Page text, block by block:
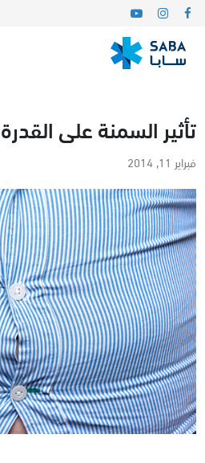
تأثير السمنة على
فبراير 11, 2014